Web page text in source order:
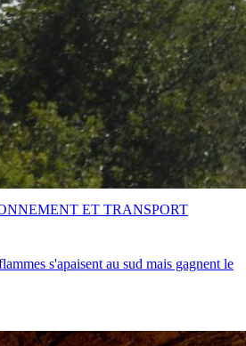
s'apaisent au sud mais gagnent le
ET TRANSPORT